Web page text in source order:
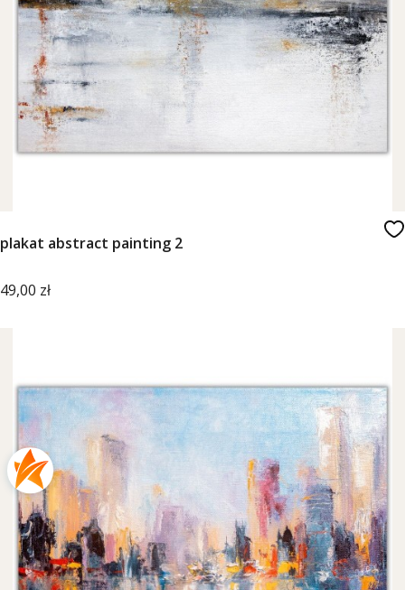
plakat abstract painting 2
Cena
49,00 zł